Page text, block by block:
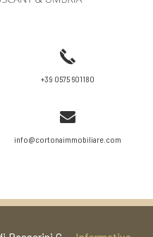
+39 0575 601180
info@cortonaimmobiliare.com